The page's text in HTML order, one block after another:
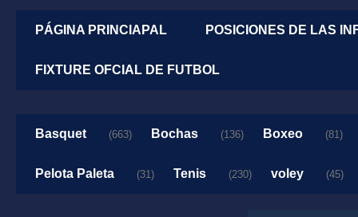
PÁGINA PRINCIAPAL POSICIONES DE LAS
FIXTURE OFCIAL DE FUTBOL
Basquet (663) Bochas (136) Boxeo (81)
Pelota Paleta (31) Tenis (230) voley (45)